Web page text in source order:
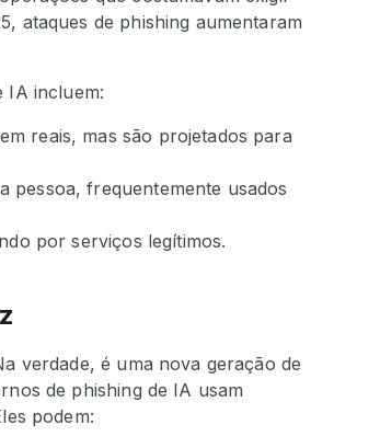
ataques de phishing aumentaram
IA incluem:
reais, mas são projetados para
pessoa, frequentemente usados
por serviços legítimos.
verdade, é uma nova geração de
de phishing de IA usam
podem: